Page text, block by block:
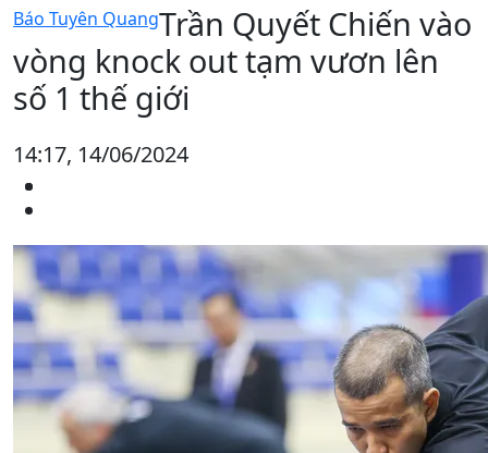
Báo Tuyên QuangTrần Quyết Chiến vào
vòng knock out tạm vươn lên
số 1 thế giới
14:17, 14/06/2024